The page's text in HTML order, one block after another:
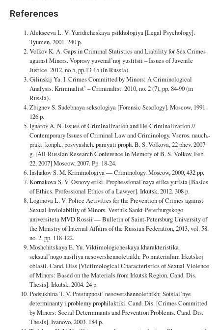
References
Alekseeva L. V. Yuridicheskaya psikhologiya [Legal Psychology].
Tyumen, 2001. 240 p.
Volkov K. A. Gaps in Criminal Statistics and Liability for Sex Crimes
against Minors. Voprosy yuvenal’noj yustitsii – Issues of Juvenile
Justice. 2012, no 5, pp.13-15 (in Russia).
Gilinskij Ya. I. Crimes Committed by Minors: A Criminological
Analysis. Kriminalist’ – Criminalist. 2010, no. 2 (7), pp. 84-90 (in
Russia).
Zbignev S. Sudebnaya seksologiya [Forensic Sexology]. Moscow, 1991.
126 p.
Ignatov A. N. Issues of Criminalization and De-Criminalization //
Contemporary Issues of Criminal Law and Criminology. Vseros. nauch.-
prakt. konph., posvyashch. pamyati proph. B. S. Volkova, 22 phev. 2007
g. [All-Russian Research Conference in Memory of B. S. Volkov, Feb.
22, 2007] Moscow, 2007. Pp. 18-24.
Inshakov S. M. Kriminologiya — Criminology. Moscow, 2000, 432 pp.
Kornakova S. V. Osnovy etiki. Prophessional’naya etika yurista [Basics
of Ethics. Professional Ethics of a Lawyer]. Irkutsk, 2012. 308 p.
Loginova L. V. Police Activities for the Prevention of Crimes against
Sexual Inviolability of Minors. Vestnik Sankt-Peterburgskogo
universiteta MVD Rossii — Bulletin of Saint-Petersburg University of
the Ministry of Internal Affairs of the Russian Federation, 2013, vol. 58,
no. 2, pp. 118-122.
Moshchitskaya E. Yu. Viktimologicheskaya kharakteristika
seksual’nogo nasiliya nesovershennoletnikh: Po materialam Irkutskoj
oblasti. Cand. Diss [Victimological Characteristics of Sexual Violence
of Minors: Based on the Materials from Irkutsk Region. Cand. Dis.
Thesis]. Irkutsk, 2004. 24 p.
Podsukhina T. V. Prestupnost’ nesovershennoletnikh: Sotsial’nye
determinanty i problemy prophilaktiki. Cand. Dis. [Crimes Committed
by Minors: Social Determinants and Prevention Problems. Cand. Dis.
Thesis]. Ivanovo, 2003. 184 p.